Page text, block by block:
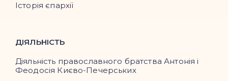
Історія єпархії
ДІЯЛЬНІСТЬ
Діяльність православного братства Антонія і
Феодосія Києво-Печерських